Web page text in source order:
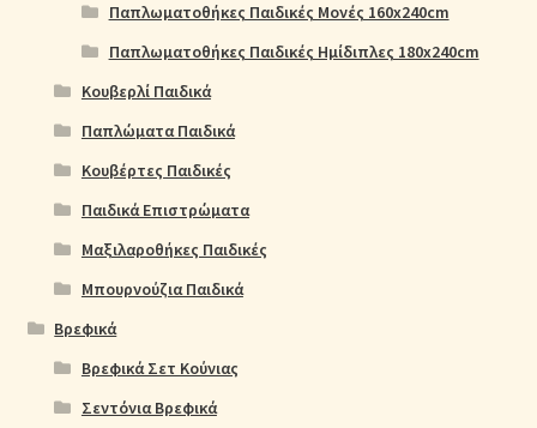
Παπλωματοθήκες Παιδικές Μονές 160x240cm
Παπλωματοθήκες Παιδικές Ημίδιπλες 180x240cm
Κουβερλί Παιδικά
Παπλώματα Παιδικά
Κουβέρτες Παιδικές
Παιδικά Επιστρώματα
Μαξιλαροθήκες Παιδικές
Μπουρνούζια Παιδικά
Βρεφικά
Βρεφικά Σετ Κούνιας
Σεντόνια Βρεφικά